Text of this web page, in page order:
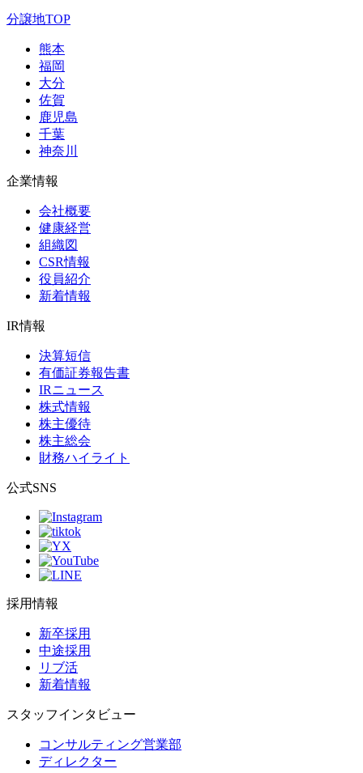
分譲地TOP
熊本
福岡
大分
佐賀
鹿児島
千葉
神奈川
企業情報
会社概要
健康経営
組織図
CSR情報
役員紹介
新着情報
IR情報
決算短信
有価証券報告書
IRニュース
株式情報
株主優待
株主総会
財務ハイライト
公式SNS
採用情報
新卒採用
中途採用
リブ活
新着情報
スタッフインタビュー
コンサルティング営業部
ディレクター